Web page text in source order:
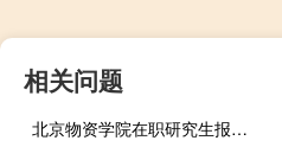
相关问题
北京物资学院在职研究生报考条件